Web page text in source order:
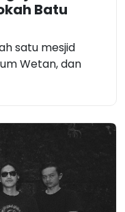
Batu
satu mesjid
Wetan, dan